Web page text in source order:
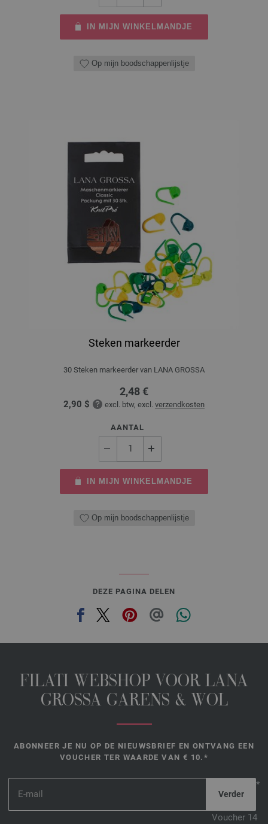
IN MIJN WINKELMANDJE
Op mijn boodschappenlijstje
Steken markeerder
30 Steken markeerder van LANA GROSSA
2,48 €
2,90 $ excl. btw, excl. verzendkosten
AANTAL
IN MIJN WINKELMANDJE
Op mijn boodschappenlijstje
DEZE PAGINA DELEN
FILATI WEBSHOP VOOR LANA
GROSSA GARENS & WOL
ABONNEER JE NU OP DE NIEUWSBRIEF EN ONTVANG EEN
VOUCHER TER WAARDE VAN € 10.*
*
Voucher 14